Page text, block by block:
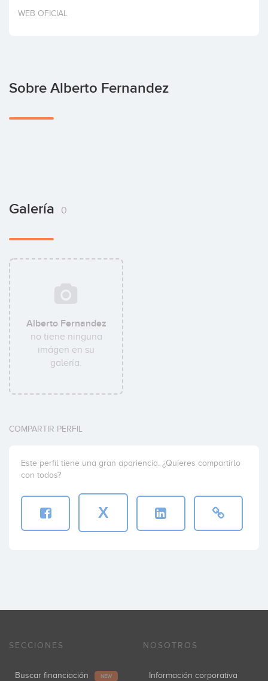
Invertir
WEB OFICIAL
Sobre Alberto Fernandez
Galería 0
Alberto Fernandez
no tiene ninguna
imágen en su
galería.
COMPARTIR PERFIL
Este perfil tiene una gran apariencia. ¿Quieres compartirlo
con todos?
X
SECCIONES
Buscar financiación NEW
NOSOTROS
Información corporativa